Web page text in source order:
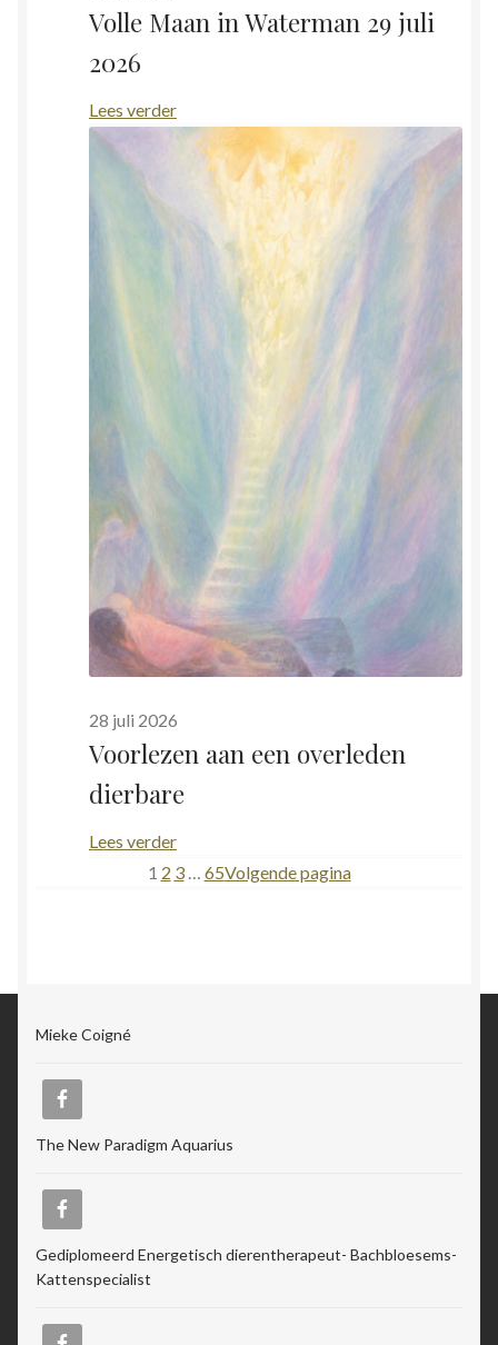
Volle Maan in Waterman 29 juli
2026
Lees verder:
Volle
Maan
Waterman
28 juli 2026
Voorlezen aan een overleden
dierbare
Lees verder:
Voorlezen
1 2 3 … 65Volgende pagina
Mieke Coigné
The New Paradigm Aquarius
Gediplomeerd Energetisch dierentherapeut- Bachbloesems-
Kattenspecialist